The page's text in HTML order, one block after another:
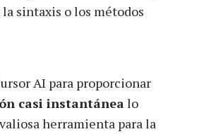
la sintaxis o los métodos
AI para proporcionar
casi instantánea lo
herramienta para la